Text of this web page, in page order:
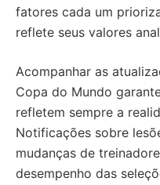
fatores cada um
reflete seus valores
Acompanhar as
Copa do Mundo
refletem sempre a
Notificações sobre
mudanças de
desempenho das